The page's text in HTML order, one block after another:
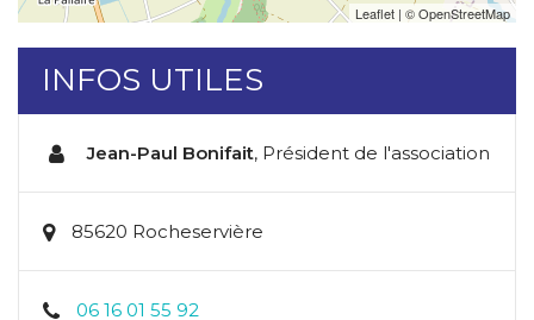
Leaflet | ©OpenStreetMap
INFOS UTILES
Jean-Paul Bonifait, Président de l'association
85620 Rocheservière
06 16 01 55 92